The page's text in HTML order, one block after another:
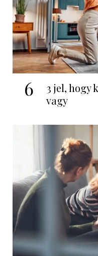
6
3 jel, hogy
vagy